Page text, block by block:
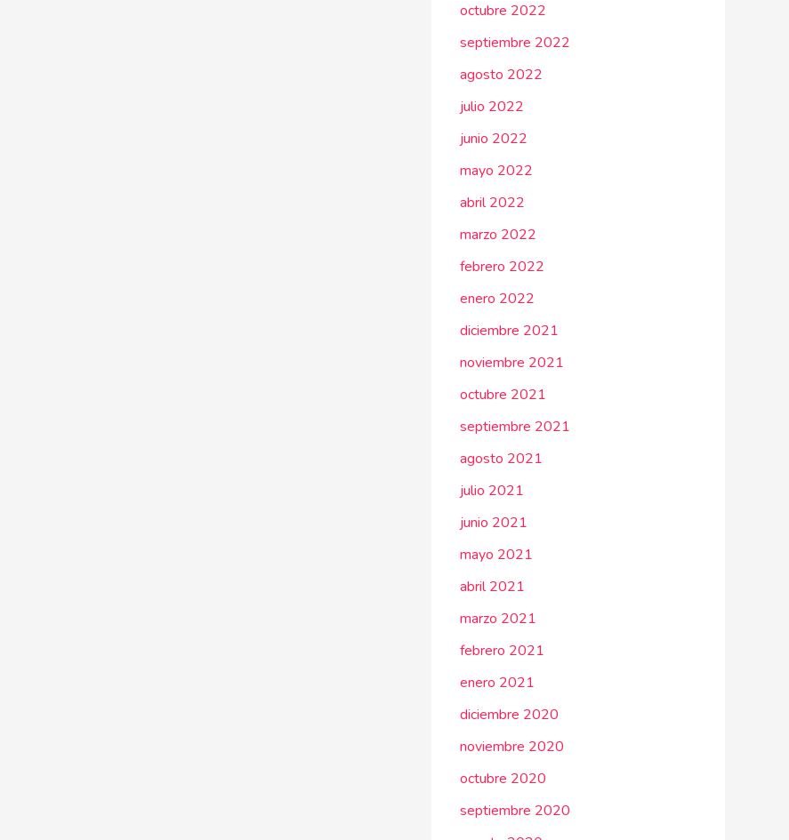
octubre 2022
septiembre 2022
agosto 2022
julio 2022
junio 2022
mayo 2022
abril 2022
marzo 2022
febrero 2022
enero 2022
diciembre 2021
noviembre 2021
octubre 2021
septiembre 2021
agosto 2021
julio 2021
junio 2021
mayo 2021
abril 2021
marzo 2021
febrero 2021
enero 2021
diciembre 2020
noviembre 2020
octubre 2020
septiembre 2020